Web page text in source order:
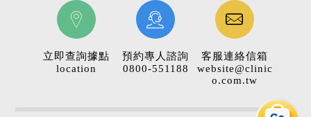
立即查詢據點
location
預約專人諮詢
0800-551188
客服連絡信箱
website@clinic
o.com.tw